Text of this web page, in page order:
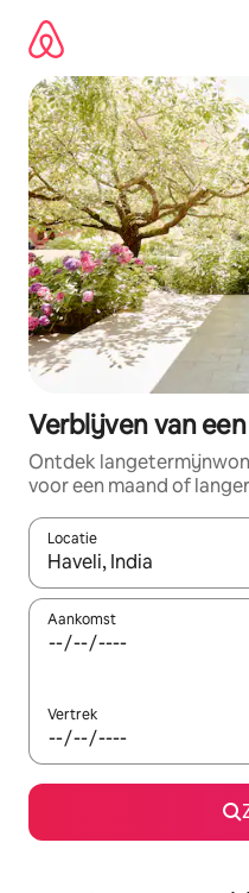
direct
naar
inhoud
Verblijven van
Ontdek
voor een maand of
Locatie
Wanneer er resultaten
Aankomst
Vertrek